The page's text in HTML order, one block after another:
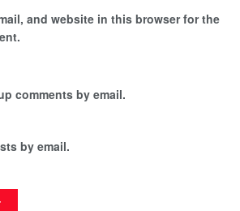
and website in this browser for the
comments by email.
by email.